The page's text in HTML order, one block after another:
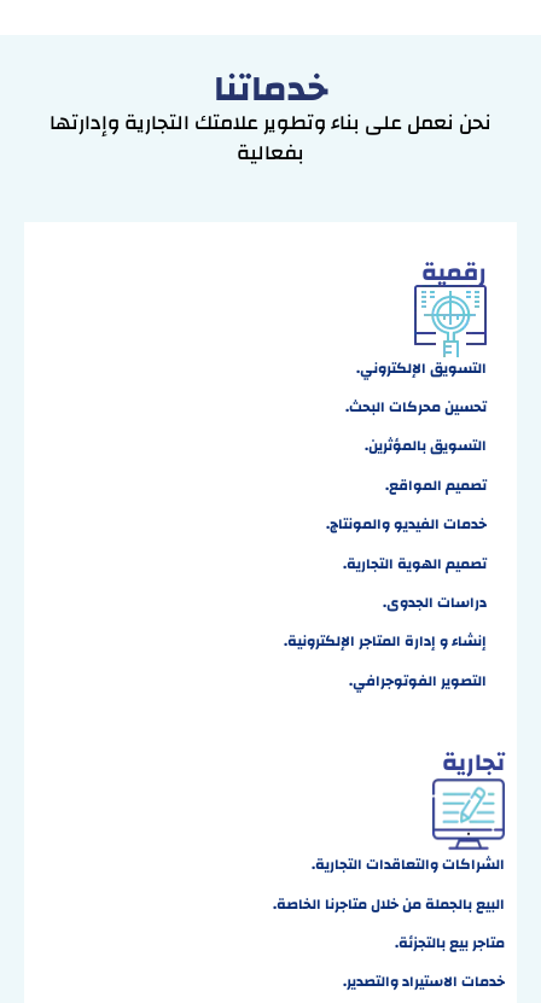
خدماتنا
نحن نعمل على بناء وتطوير علامتك التجارية وإدارتها
بفعالية
رقمية
التسويق الإلكتروني.
تحسين محركات البحث.
التسويق بالمؤثرين.
تصميم المواقع.
خدمات الفيديو والمونتاج.
تصميم الهوية التجارية.
دراسات الجدوى.
إنشاء و إدارة المتاجر الإلكترونية.
التصوير الفوتوجرافي.
تجارية
الشراكات والتعاقدات التجارية.
البيع بالجملة من خلال متاجرنا الخاصة.
متاجر بيع بالتجزئة.
خدمات الاستيراد والتصدير.